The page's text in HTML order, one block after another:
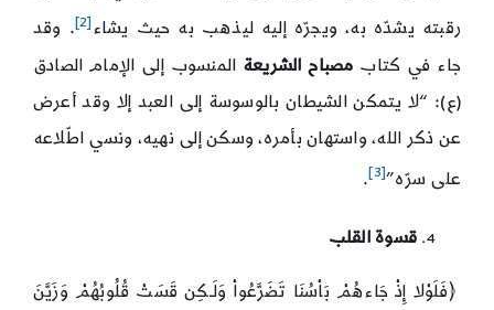
رقبته يشدّه به، ويجرّه إليه ليذهب به حيث يشاء[2]
. وقد
جاء في كتاب مصباح الشريعة المنسوب إلى الإمام الصادق
(ع): “لا يتمكن الشيطان بالوسوسة إلى العبد إلا وقد أعرض
عن ذكر الله، واستهان بأمره، وسكن إلى نهيه، ونسي اطّلاعه
على سرّه”[3]
.
قسوة القلب
﴿فَلَوْلا إِذْ جَاءهُمْ بَاْسُنَا تَضَرَّعُواْ وَلَـكِن قَسَتْ قُلُوبُهُمْ وَزَيَّنَ